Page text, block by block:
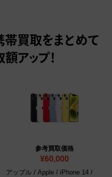
帯買取をまとめて
アップ！
参考買取価格
¥60,000
アップル / Apple / iPhone 14 /